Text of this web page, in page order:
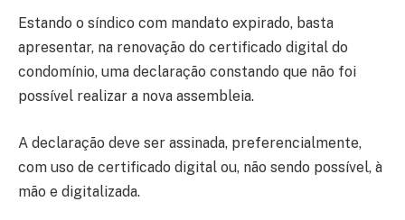
Estando o síndico com mandato expirado, basta
apresentar, na renovação do certificado digital do
condomínio, uma declaração constando que não foi
possível realizar a nova assembleia.
A declaração deve ser assinada, preferencialmente,
com uso de certificado digital ou, não sendo possível, à
mão e digitalizada.